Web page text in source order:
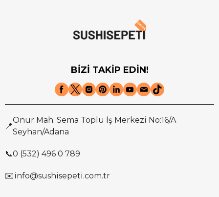
BİZİ TAKİP EDİN!
📍
Onur Mah. Sema Toplu İş Merkezi No:16/A
Seyhan/Adana
📞0 (532) 496 0 789
✉️info@sushisepeti.com.tr